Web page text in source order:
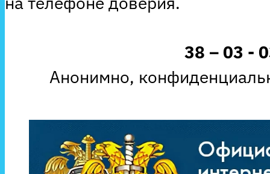
38 – 03 -
Анонимно,